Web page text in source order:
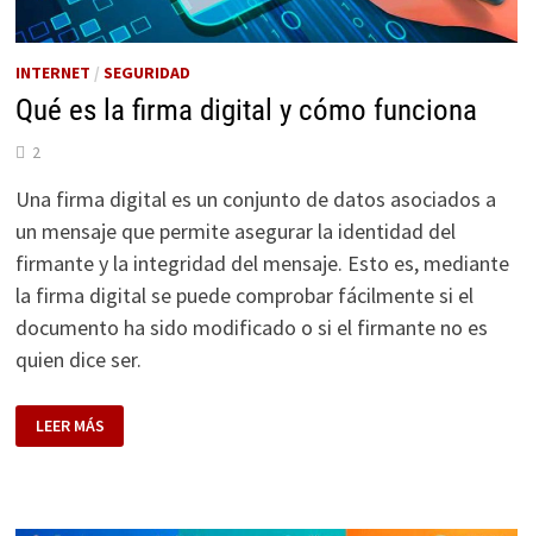
INTERNET / SEGURIDAD
Qué es la firma digital y cómo funciona
2
Una firma digital es un conjunto de datos asociados a
un mensaje que permite asegurar la identidad del
firmante y la integridad del mensaje. Esto es, mediante
la firma digital se puede comprobar fácilmente si el
documento ha sido modificado o si el firmante no es
quien dice ser.
ES
LA
FUNCIONA
LEER MÁS